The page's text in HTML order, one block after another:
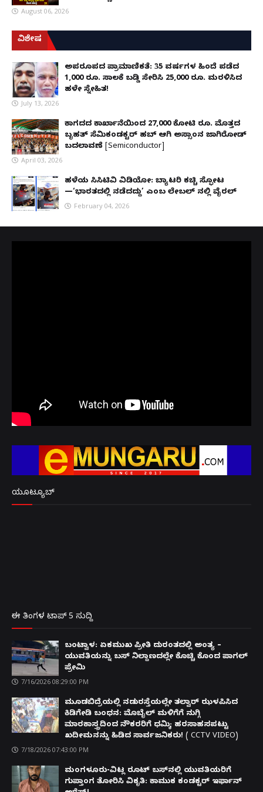
August 06, 2026
ವಿಶೇಷ
ಅಪರೂಪದ ಪ್ರಾಮಾಣಿಕತೆ: 35 ವರ್ಷಗಳ ಹಿಂದೆ ಪಡೆದ
1,000 ರೂ. ಸಾಲಕ್ಕೆ ಬಡ್ಡಿ ಸೇರಿಸಿ 25,000 ರೂ. ಮರಳಿಸಿದ
ಹಳೇ ಸ್ನೇಹಿತ!
July 13, 2026
ಕಾಗದದ ಕಾರ್ಖಾನೆಯಿಂದ 27,000 ಕೋಟಿ ರೂ. ಮೊತ್ತದ
ಬೃಹತ್ ಸೆಮಿಕಂಡಕ್ಟರ್ ಹಬ್ ಆಗಿ ಅಸ್ಸಾಂನ ಜಾಗಿರೋಡ್
ಬದಲಾವಣೆ [Semiconductor]
April 03, 2026
ಹಳೆಯ ಸಿಸಿಟಿವಿ ವಿಡಿಯೋ: ಬ್ಯಾಟರಿ ಕಚ್ಚಿ ಸ್ಫೋಟ
—‘ಭಾರತದಲ್ಲಿ ನಡೆದದ್ದು’ ಎಂಬ ಲೇಬಲ್ ನಲ್ಲಿ ವೈರಲ್
February 04, 2026
ಯೂಟ್ಯೂಬ್
ಈ ತಿಂಗಳ ಟಾಪ್ 5 ಸುದ್ದಿ
ಬಂಟ್ವಾಳ: ಏಕಮುಖ ಪ್ರೀತಿ ದುರಂತದಲ್ಲಿ ಅಂತ್ಯ –
ಯುವತಿಯನ್ನು ಬಸ್ ನಿಲ್ದಾಣದಲ್ಲೇ ಕೊಚ್ಚಿ ಕೊಂದ ಪಾಗಲ್
ಪ್ರೇಮಿ
7/16/2026 08:29:00 PM
ಮೂಡಬಿದ್ರೆಯಲ್ಲಿ ನಡುರಸ್ತೆಯಲ್ಲೇ ತಲ್ವಾರ್ ಝಳಪಿಸಿದ
ಕಿಡಿಗೇಡಿ ಬಂಧನ: ಮೊಬೈಲ್ ಮಳಿಗೆಗೆ ನುಗ್ಗಿ
ಮಾರಕಾಸ್ತ್ರದಿಂದ ನೌಕರರಿಗೆ ಧಮ್ಕಿ; ಹರಸಾಹಸಪಟ್ಟು
ಖದೀಮನನ್ನು ಹಿಡಿದ ಸಾರ್ವಜನಿಕರು! ( CCTV VIDEO)
7/18/2026 07:43:00 PM
ಮಂಗಳೂರು-ವಿಟ್ಲ ರೂಟ್ ಬಸ್‌ನಲ್ಲಿ ಯುವತಿಯರಿಗೆ
ಗುಪ್ತಾಂಗ ತೋರಿಸಿ ವಿಕೃತಿ: ಕಾಮುಕ ಕಂಡಕ್ಟರ್ ಇರ್ಫಾನ್